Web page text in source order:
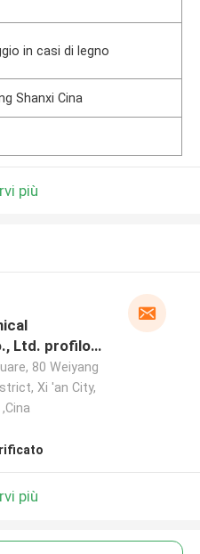
in casi di legno
Shanxi Cina
più
Ltd. profilo
80 Weiyang
Xi 'an City,
più